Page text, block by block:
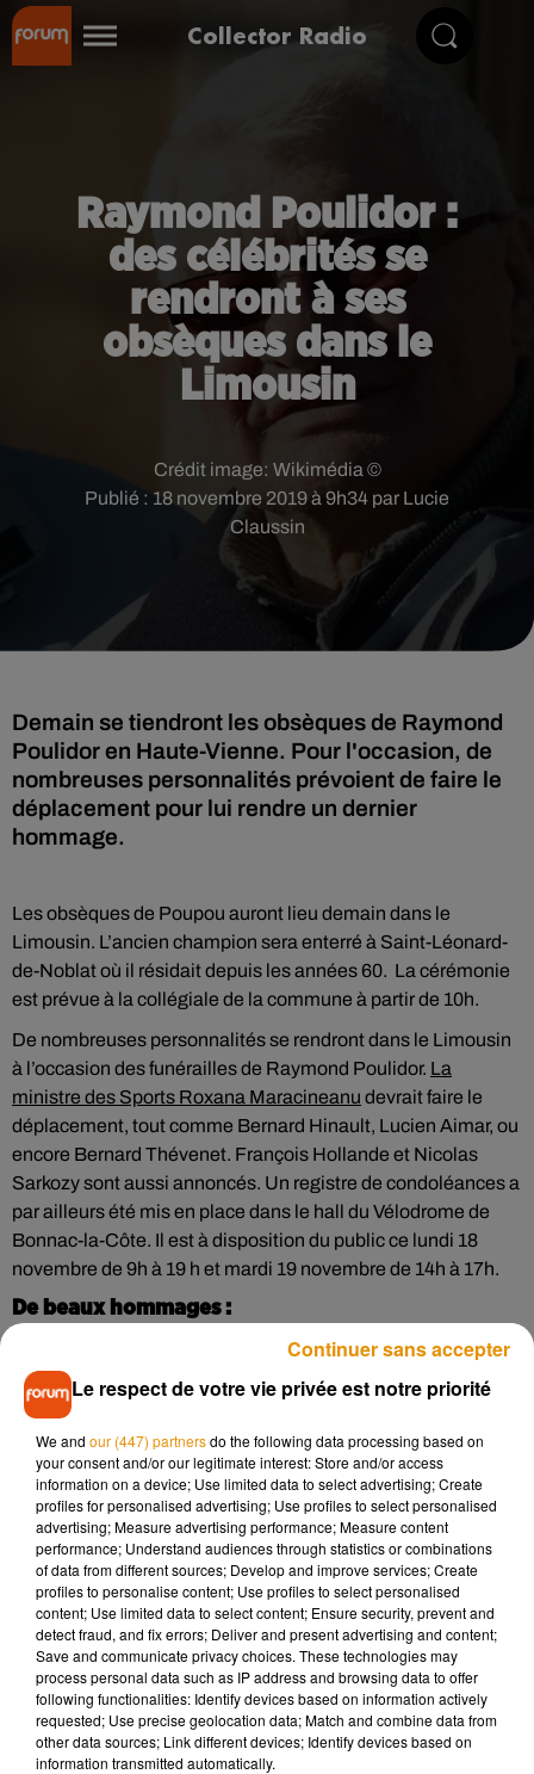
Collector Radio
Raymond Poulidor :
des célébrités se
rendront à ses
obsèques dans le
Limousin
Publié : 18 novembre 2019 à 9h34 par Lucie
Claussin
Crédit image: Wikimédia ©
Demain se tiendront les obsèques de Raymond
Poulidor en Haute-Vienne. Pour l'occasion, de
nombreuses personnalités prévoient de faire le
déplacement pour lui rendre un dernier
hommage.
Les obsèques de Poupou auront lieu demain dans le
Limousin. L’ancien champion sera enterré à Saint-Léonard-
de-Noblat où il résidait depuis les années 60. La cérémonie
est prévue à la collégiale de la commune à partir de 10h.
De nombreuses personnalités se rendront dans le Limousin
à l’occasion des funérailles de Raymond Poulidor. La
ministre des Sports Roxana Maracineanu devrait faire le
déplacement, tout comme Bernard Hinault, Lucien Aimar, ou
encore Bernard Thévenet. François Hollande et Nicolas
Sarkozy sont aussi annoncés. Un registre de condoléances a
par ailleurs été mis en place dans le hall du Vélodrome de
Bonnac-la-Côte. Il est à disposition du public ce lundi 18
novembre de 9h à 19 h et mardi 19 novembre de 14h à 17h.
De beaux hommages :
Mathieu Van der Poel, qui n’est autre que le petit fils de
Raymond Poulidor a remporté ce week-end la 4ème manche
de la Coupe du Monde de Cyclo-Cross en République
Tchèque. Le jeune champion a dédié sa victoire à son grand-
père en écrivant un message sur les réseau sociaux où on
pouvait lire : “J’aimerais sauter assez haut pour te dire
bonjour. J’espère que tu as apprécié la course de là-haut.
Celle-ci était pour toi””.
I wish I could bunnyhop high enough to say hello. Hope you
enjoyed the race from up there, this one was for you ❤️
pic.twitter.com/KuXnuy3vcz
— Mathieu Van der Poel (@mathieuvdpoel)November 16,
2019
En juillet prochain, le Tour de France 2020 devrait lui rendre
Le respect de votre vie privée est notre priorité
We and our (447) partnersdo the following data processing based on
your consent and/or our legitimate interest: Store and/or access
information on a device; Use limited data to select advertising; Create
profiles for personalised advertising; Use profiles to select personalised
advertising; Measure advertising performance; Measure content
performance; Understand audiences through statistics or combinations
of data from different sources; Develop and improve services; Create
profiles to personalise content; Use profiles to select personalised
content; Use limited data to select content; Ensure security, prevent and
detect fraud, and fix errors; Deliver and present advertising and content;
Save and communicate privacy choices. These technologies may
process personal data such as IP address and browsing data to offer
following functionalities: Identify devices based on information actively
requested; Use precise geolocation data; Match and combine data from
other data sources; Link different devices; Identify devices based on
information transmitted automatically.
Continuer sans accepter